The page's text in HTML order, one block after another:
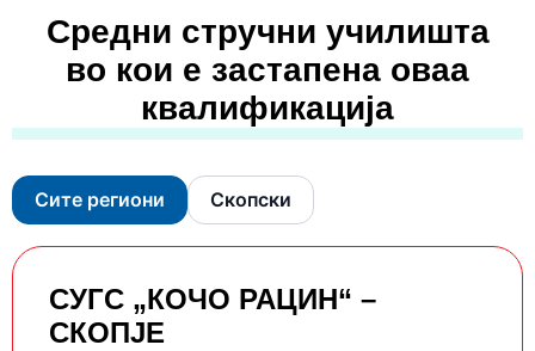
Средни стручни училишта
во кои е застапена оваа
квалификација
Сите региони Скопски
СУГС „КОЧО РАЦИН“ –
СКОПЈЕ